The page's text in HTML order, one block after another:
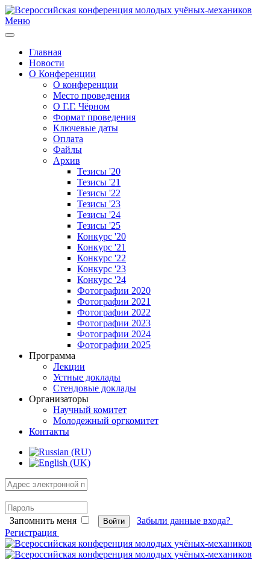
Меню
Главная
Новости
О Конференции
О конференции
Место проведения
О Г.Г. Чёрном
Формат проведения
Ключевые даты
Оплата
Файлы
Архив
Тезисы '20
Тезисы '21
Тезисы '22
Тезисы '23
Тезисы '24
Тезисы '25
Конкурс '20
Конкурс '21
Конкурс '22
Конкурс '23
Конкурс '24
Фотографии 2020
Фотографии 2021
Фотографии 2022
Фотографии 2023
Фотографии 2024
Фотографии 2025
Программа
Лекции
Устные доклады
Стендовые доклады
Организаторы
Научный комитет
Молодежный оргкомитет
Контакты
Запомнить меня Войти
Забыли данные входа?
Регистрация